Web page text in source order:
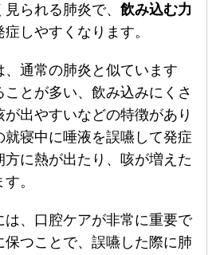
見られる肺炎で、飲み込む力
症しやすくなります。
通常の肺炎と似ています
とが多い、飲み込みにくさ
出やすいなどの特徴があり
就寝中に唾液を誤嚥して発症
に熱が出たり、咳が増えた
。
は、口腔ケアが非常に重要で
つことで、誤嚥した際に肺